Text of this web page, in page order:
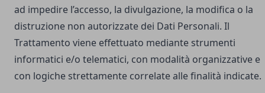
ad impedire l’accesso, la divulgazione, la modifica o la
distruzione non autorizzate dei Dati Personali. Il
Trattamento viene effettuato mediante strumenti
informatici e/o telematici, con modalità organizzative e
con logiche strettamente correlate alle finalità indicate.